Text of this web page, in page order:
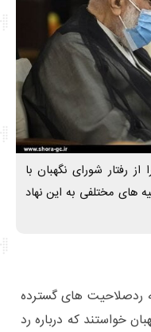
انتخابات
۱۴۰۰
رفتار شورای نگهبان با
مطرح و توصیه های مختلفی به این نهاد
ردصلاحیت های گسترده
خواستند که درباره رد